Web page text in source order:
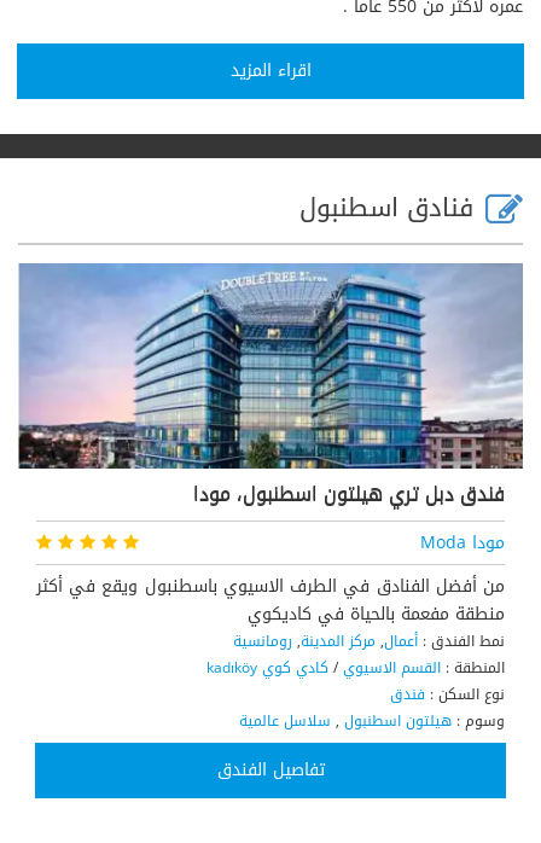
عمره لأكثر من 550 عاماً .
اقراء المزيد
فنادق اسطنبول
فندق دبل تري هيلتون اسطنبول، مودا
مودا Moda
من أفضل الفنادق في الطرف الاسيوي باسطنبول ويقع في أكثر
منطقة مفعمة بالحياة في كاديكوي
نمط الفندق : أعمال, مركز المدينة, رومانسية
المنطقة : القسم الاسيوي/ كادي كوي kadıköy
نوع السكن : فندق
وسوم : هيلتون اسطنبول , سلاسل عالمية
تفاصيل الفندق